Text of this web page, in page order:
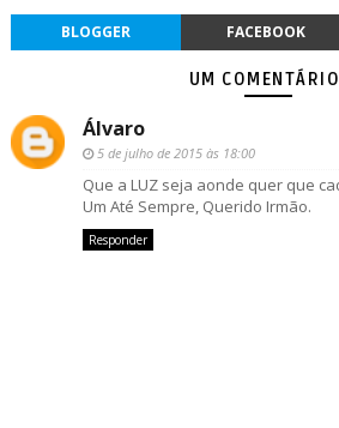
BLOGGER FACEBOOK
UM
Álvaro
5 de julho de 2015 às 18:00
Que a LUZ seja aonde quer que
Um Até Sempre, Querido Irmão.
Responder